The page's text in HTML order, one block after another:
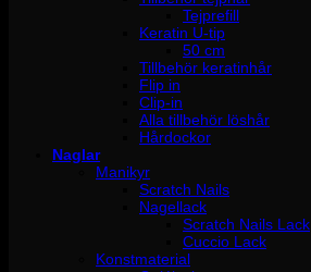
Tejprefill
Keratin U-tip
50 cm
Tillbehör keratinhår
Flip in
Clip-in
Alla tillbehör löshår
Hårdockor
Naglar
Manikyr
Scratch Nails
Nagellack
Scratch Nails Lack
Cuccio Lack
Konstmaterial